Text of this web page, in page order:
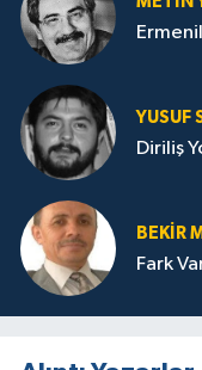
YUSUF
Diriliş
BEKIR
Fark